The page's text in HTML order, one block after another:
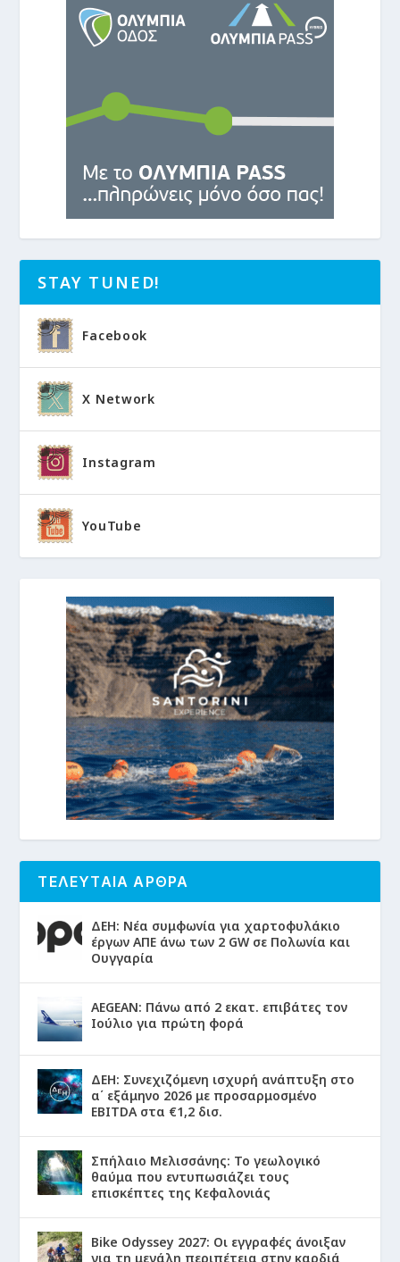
STAY TUNED!
Facebook
X Network
Instagram
YouTube
ΤΕΛΕΥΤΑΙΑ ΑΡΘΡΑ
ΔΕΗ: Νέα συμφωνία για χαρτοφυλάκιο
έργων ΑΠΕ άνω των 2 GW σε Πολωνία και
Ουγγαρία
AEGEAN: Πάνω από 2 εκατ. επιβάτες τον
Ιούλιο για πρώτη φορά
ΔΕΗ: Συνεχιζόμενη ισχυρή ανάπτυξη στο
α΄ εξάμηνο 2026 με προσαρμοσμένο
EBITDA στα €1,2 δισ.
Σπήλαιο Μελισσάνης: Το γεωλογικό
θαύμα που εντυπωσιάζει τους
επισκέπτες της Κεφαλονιάς
Bike Odyssey 2027: Οι εγγραφές άνοιξαν
για τη μεγάλη περιπέτεια στην καρδιά